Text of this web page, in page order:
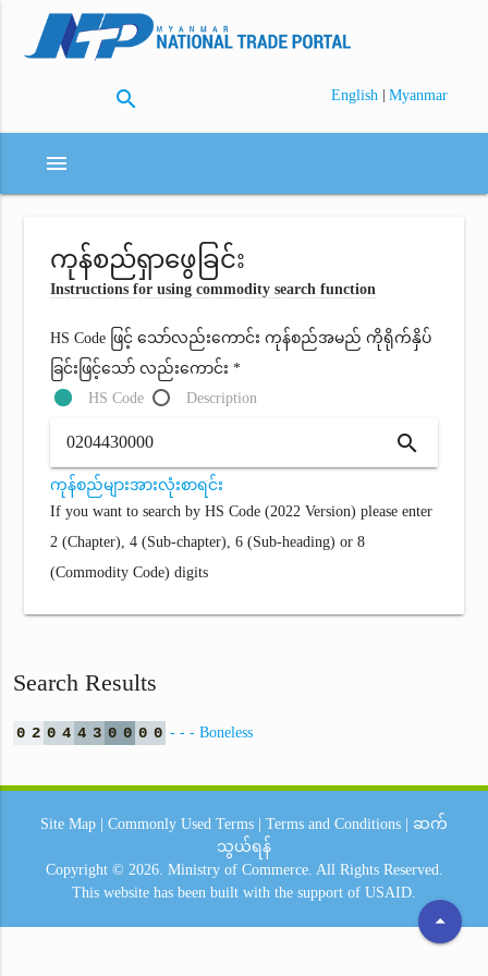
search English | Myanmar
menu
ကုန်စည်ရှာဖွေခြင်း
Instructions for using commodity search function
HS Code ဖြင့် သော်လည်းကောင်း ကုန်စည်အမည် ကိုရိုက်နှိပ်
ခြင်းဖြင့်သော် လည်းကောင်း *
HS Code
Description
search
ကုန်စည်များအားလုံးစာရင်း
If you want to search by HS Code (2022 Version) please enter
2 (Chapter), 4 (Sub-chapter), 6 (Sub-heading) or 8
(Commodity Code) digits
Search Results
0 2 0 4 4 3 0 0 0 0 - - - Boneless
arrow_drop_up
Site Map Commonly Used Terms Terms and Conditions
ဆက်
သွယ်ရန်
Copyright © 2026. Ministry of Commerce. All Rights Reserved.
This website has been built with the support of USAID.